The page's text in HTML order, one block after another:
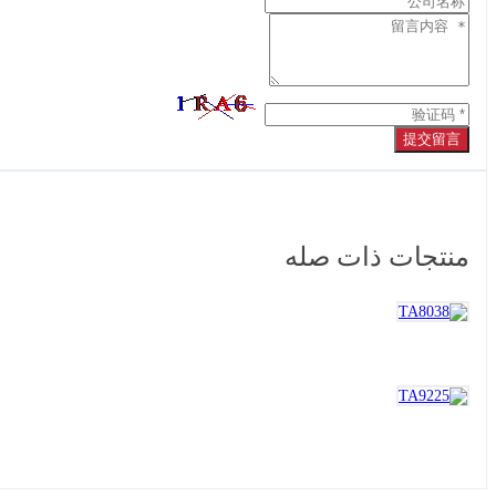
提交留言
منتجات ذات صله